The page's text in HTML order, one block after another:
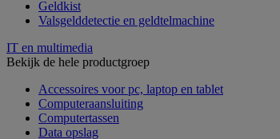
Geldkist
Valsgelddetectie en geldtelmachine
IT en multimedia
Bekijk de hele productgroep
Accessoires voor pc, laptop en tablet
Computeraansluiting
Computertassen
Data opslag